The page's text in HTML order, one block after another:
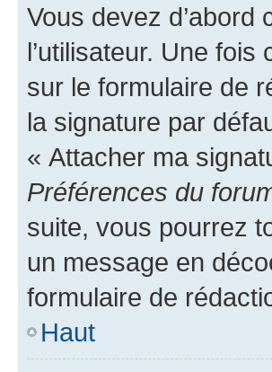
Vous devez
l’utilisateur. Une
sur le formulaire de
la signature par
« Attacher ma
Préférences du
suite, vous pourrez
un message en
formulaire de
Haut